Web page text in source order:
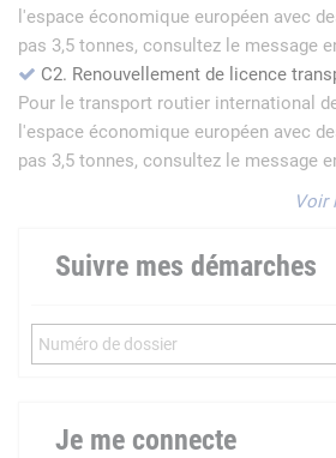
l'espace économique européen avec
pas 3,5 tonnes, consultez le message
C2. Renouvellement de licence
Pour le transport routier international
l'espace économique européen avec
pas 3,5 tonnes, consultez le message
Voir
Suivre mes démarches
Je me connecte